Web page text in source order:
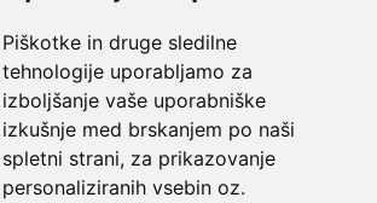
Piškotke in druge sledilne
tehnologije uporabljamo za
izboljšanje vaše uporabniške
izkušnje med brskanjem po naši
spletni strani, za prikazovanje
personaliziranih vsebin oz.
SPOT Državni portal za podjetja in
OPSI Državni portal odprtih podatkov